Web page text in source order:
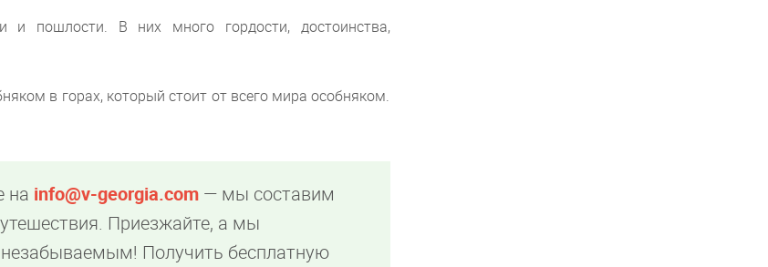
пошлости. В них много гордости, достоинства,
в горах, который стоит от всего мира особняком.
на info@v-georgia.com — мы составим
Приезжайте, а мы
Получить бесплатную